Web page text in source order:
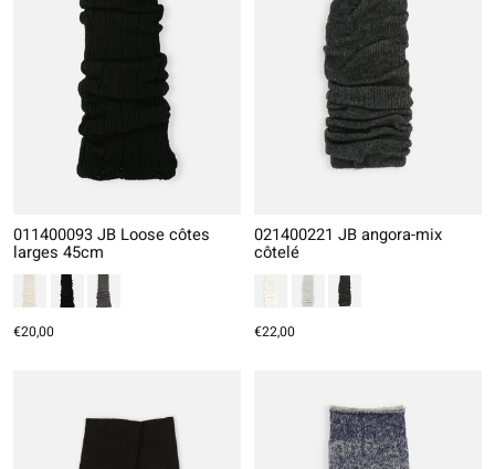
011400093 JB Loose côtes
larges 45cm
€20,00
021400221 JB angora-mix
côtelé
€22,00